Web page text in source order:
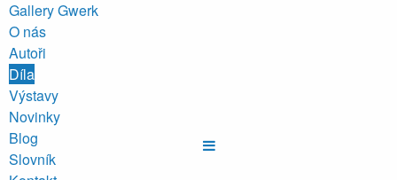
Gallery Gwerk
O nás
Autoři
Díla
Výstavy
Novinky
Blog
Slovník